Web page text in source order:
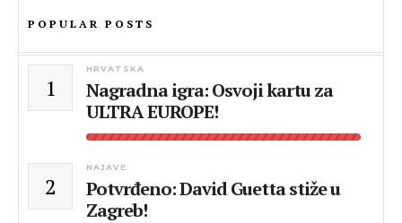
POPULAR POSTS
1
HRVATSKA
Nagradna igra: Osvoji kartu za
ULTRA EUROPE!
2
NAJAVE
Potvrđeno: David Guetta stiže u
Zagreb!